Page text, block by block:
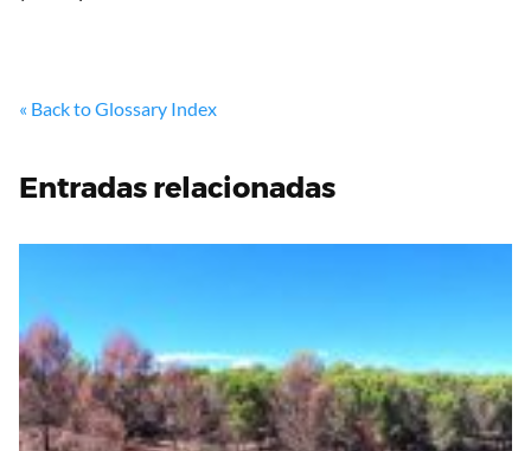
« Back to Glossary Index
Entradas relacionadas